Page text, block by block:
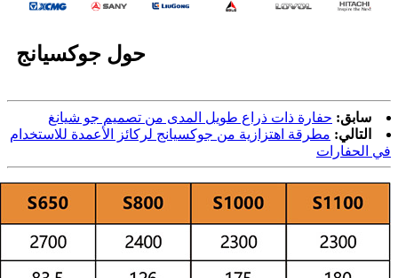
حول جوكسيانج
سابق: حفارة ذات ذراع طويل المدى من تصميم جو شيانغ
التالي: مطرقة اهتزازية من جوكسيانج لركائز الأعمدة للاستخدام
في الحفارات